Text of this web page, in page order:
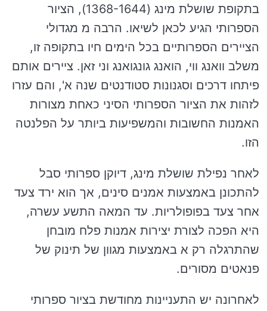
בתקופת שושלת מינג (1368-1644), הציור
הספרותי הגיע לכאן לשיאו. הרבה מ מגדולי
הציירים הספרותיים בכל הימים חיו בתקופה זו,
משלב וואנג ווי, הואנג גונגואנג וני זאן. ציירים אותם
פיתחו דרכים וסגנונות סטודנטים שנה א', והם עזרו
לזהות את הציור הספרותי הסיני כאחת מצורות
האמנות החשובות והמשפיעות ביותר על הפלנטה
הזו.
לאחר נפילת שושלת מינג, דיוקן ספרותי סבל
להתכונן באמצעות אמנים סינים, אך הוא ירד צעד
אחר צעד בפופולריות. עד המאה התשע עשרה,
היא הפכה לצורת יצירות אמנות פלח מובחן
שהתרגלה רק א באמצעות מגוון של תינוק של
פנאטים מסורים.
לאחרונה יש התעניינות מחודשת בציור ספרותי